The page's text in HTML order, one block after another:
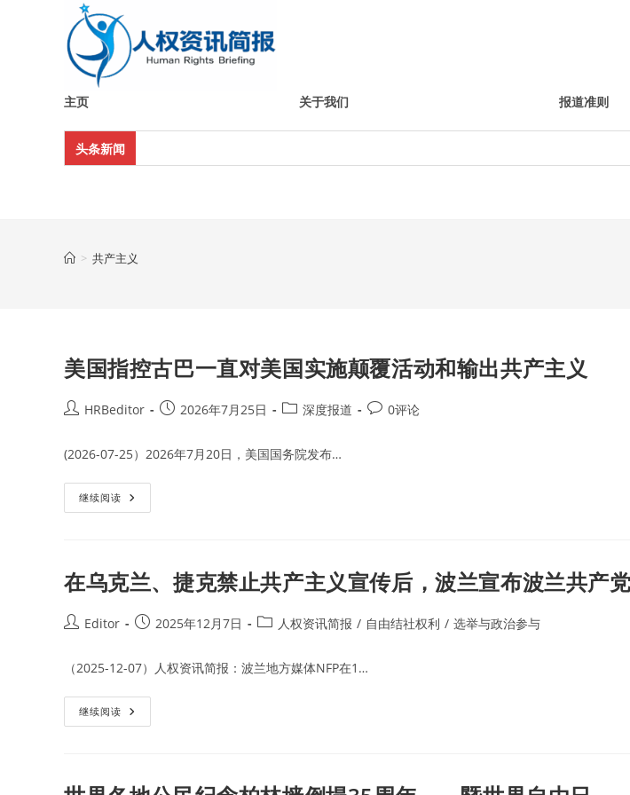
主页 关于我们 报道准则
头条新闻
> 共产主义
美国指控古巴一直对美国实施颠覆活动和输出共产主义
PostHRBeditor
Post2026年7月25日
Post深度报道
Post0评论
(2026-07-25）2026年7月20日，美国国务院发布…
继续阅读 美
国
一
直
对
国
覆
动
和
输
义
在乌克兰、捷克禁止共产主义宣传后，波兰宣布波兰共产
PostEditor
Post2025年12月7日
Post 人权资讯简报 / 自由结社权利 / 选举与政治参与
（2025-12-07）人权资讯简报：波兰地方媒体NFP在1…
继续阅读 在
乌
禁